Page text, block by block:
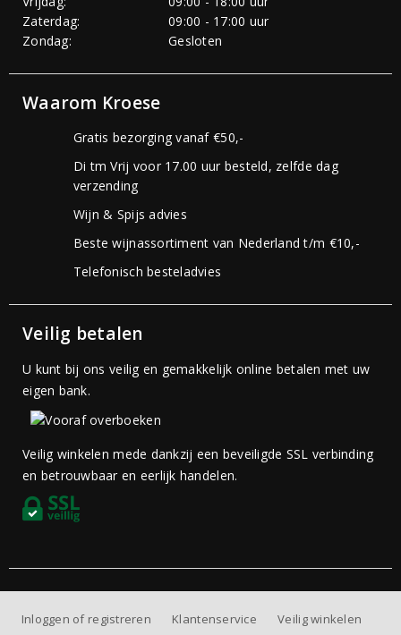
Zaterdag:
09:00 - 17:00 uur
Zondag:
Gesloten
Waarom Kroese
Gratis bezorging vanaf €50,-
Di tm Vrij voor 17.00 uur besteld, zelfde dag
verzending
Wijn & Spijs advies
Beste wijnassortiment van Nederland t/m €10,-
Telefonisch besteladvies
Veilig betalen
U kunt bij ons veilig en gemakkelijk online betalen met uw
eigen bank.
Veilig winkelen mede dankzij een beveiligde SSL verbinding
en betrouwbaar en eerlijk handelen.
Inloggen of registreren Klantenservice Veilig winkelen